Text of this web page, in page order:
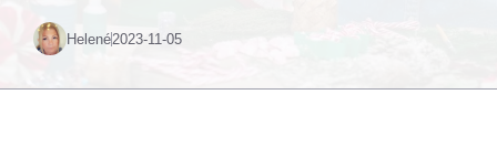
Helené2023-11-05